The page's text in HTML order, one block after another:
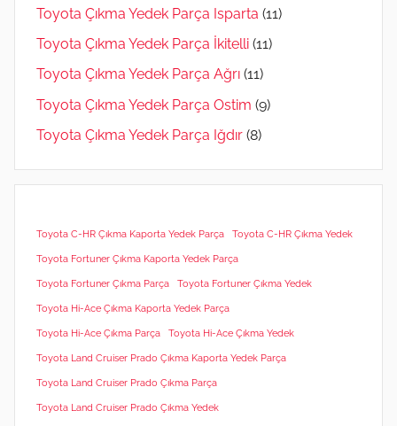
Toyota Çıkma Yedek Parça Isparta (11)
Toyota Çıkma Yedek Parça İkitelli (11)
Toyota Çıkma Yedek Parça Ağrı (11)
Toyota Çıkma Yedek Parça Ostim (9)
Toyota Çıkma Yedek Parça Iğdır (8)
Toyota C-HR Çıkma Kaporta Yedek Parça Toyota C-HR Çıkma Yedek
Toyota Fortuner Çıkma Kaporta Yedek Parça
Toyota Fortuner Çıkma Parça Toyota Fortuner Çıkma Yedek
Toyota Hi-Ace Çıkma Kaporta Yedek Parça
Toyota Hi-Ace Çıkma Parça Toyota Hi-Ace Çıkma Yedek
Toyota Land Cruiser Prado Çıkma Kaporta Yedek Parça
Toyota Land Cruiser Prado Çıkma Parça
Toyota Land Cruiser Prado Çıkma Yedek